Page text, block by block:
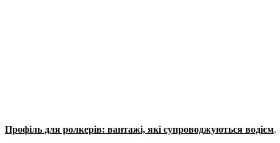
Профіль для ролкерів: вантажі, які супроводжуються водієм.